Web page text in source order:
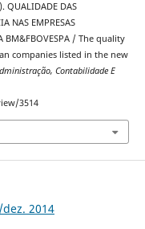
QUALIDADE DAS
NAS EMPRESAS
BM&FBOVESPA / The quality
companies listed in the new
Contabilidade E
3514
dez. 2014